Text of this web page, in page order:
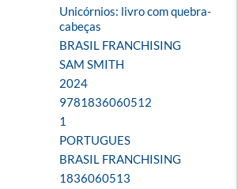
Unicórnios: livro com quebra-
cabeças
BRASIL FRANCHISING
SAM SMITH
2024
9781836060512
1
PORTUGUES
BRASIL FRANCHISING
1836060513